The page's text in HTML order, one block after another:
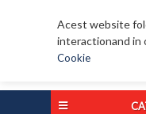
Acest website
interactionand in
Cookie